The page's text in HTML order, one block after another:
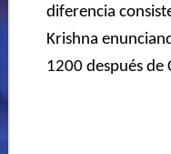
diferencia
Krishna
1200 después de